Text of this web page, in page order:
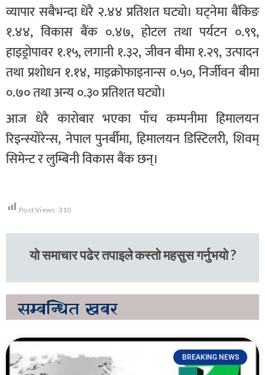
व्यापार सबैभन्दा धेरै २.४४ प्रतिशत घट्यो। घट्नेमा बैंकिङ
१.४४, विकास बैंक ०.४७, होटल तथा पर्यटन ०.९९,
हाइड्रोपावर १.१५, लगानी १.३२, जीवन बीमा १.२९, उत्पादन
तथा प्रशोधन १.१४, माइक्रोफाइनान्स ०.५०, निर्जीवन बीमा
०.७० तथा अन्य ०.३० प्रतिशत घट्यो।
आज धेरै कारोबार भएका पाँच कम्पनीमा हिमालयन
रिइन्स्योरेन्स, नेपाल पुनर्बीमा, हिमालयन डिस्टिलरी, शिवम्
सिमेन्ट र लुम्बिनी विकास बैंक छन्।
Post Views: 310
यो समाचार पढेर तपाइले कस्तो महसुस गर्नुभयो ?
सम्बन्धित खबर
BREAKING NEWS